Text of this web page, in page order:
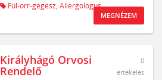
Fül-orr-gégész, Allergológus
MEGNÉZEM
Királyhágó Orvosi
Rendelő
0
értékelés